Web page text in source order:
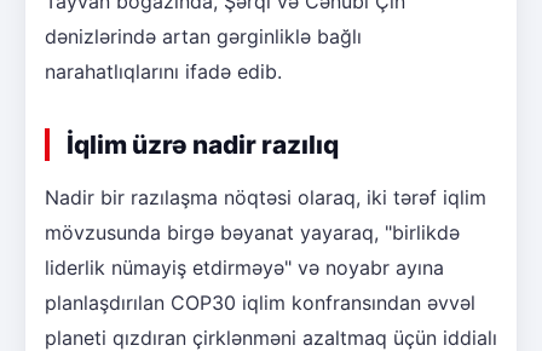
dənizlərində artan gərginliklə bağlı
narahatlıqlarını ifadə edib.
İqlim üzrə nadir razılıq
Nadir bir razılaşma nöqtəsi olaraq, iki tərəf iqlim
mövzusunda birgə bəyanat yayaraq, "birlikdə
liderlik nümayiş etdirməyə" və noyabr ayına
planlaşdırılan COP30 iqlim konfransından əvvəl
planeti qızdıran çirklənməni azaltmaq üçün iddialı